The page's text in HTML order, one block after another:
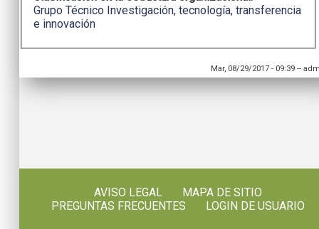
Grupo Técnico Investigación, tecnología, transferencia
e innovación
Mar, 08/29/2017 - 09:39 --
AVISO LEGAL
MAPA DE SITIO
PREGUNTAS FRECUENTES
LOGIN DE USUARIO